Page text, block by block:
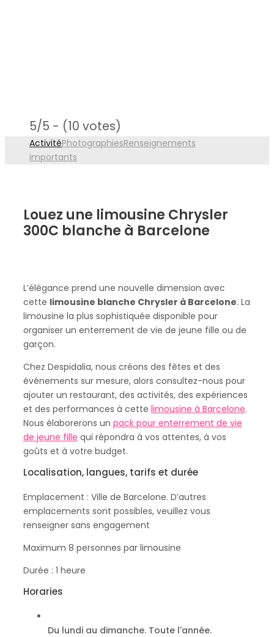
5/5 - (10 votes)
ActivitéPhotographiesRenseignements
importants
Louez une limousine Chrysler
300C blanche à Barcelone
L’élégance prend une nouvelle dimension avec
cette limousine blanche Chrysler à Barcelone. La
limousine la plus sophistiquée disponible pour
organiser un enterrement de vie de jeune fille ou de
garçon.
Chez Despidalia, nous créons des fêtes et des
événements sur mesure, alors consultez-nous pour
ajouter un restaurant, des activités, des expériences
et des performances à cette limousine à Barcelone.
Nous élaborerons un pack pour enterrement de vie
de jeune fille qui répondra à vos attentes, à vos
goûts et à votre budget.
Localisation, langues, tarifs et durée
Emplacement : Ville de Barcelone. D’autres
emplacements sont possibles, veuillez vous
renseigner sans engagement
Maximum 8 personnes par limousine
Durée : 1 heure
Horaries
Du lundi au dimanche. Toute l'année.